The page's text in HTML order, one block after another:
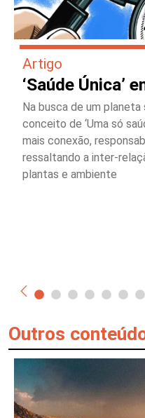
Artigo
‘Saúde Única’
Na busca de um
conceito de ‘Uma só
mais conexão,
ressaltando a inter-
plantas e ambiente
Outros